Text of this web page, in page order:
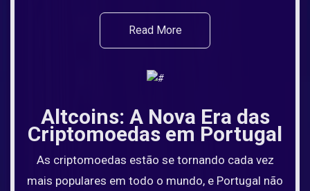
Read More
Altcoins: A Nova Era das
Criptomoedas em Portugal
As criptomoedas estão se tornando cada vez
mais populares em todo o mundo, e Portugal não